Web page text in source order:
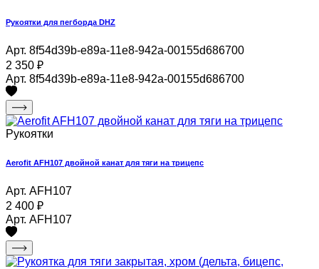
Рукоятки для пегборда DHZ
Арт. 8f54d39b-e89a-11e8-942a-00155d686700
2 350 ₽
Арт. 8f54d39b-e89a-11e8-942a-00155d686700
Рукоятки
Aerofit AFH107 двойной канат для тяги на трицепс
Арт. AFH107
2 400 ₽
Арт. AFH107